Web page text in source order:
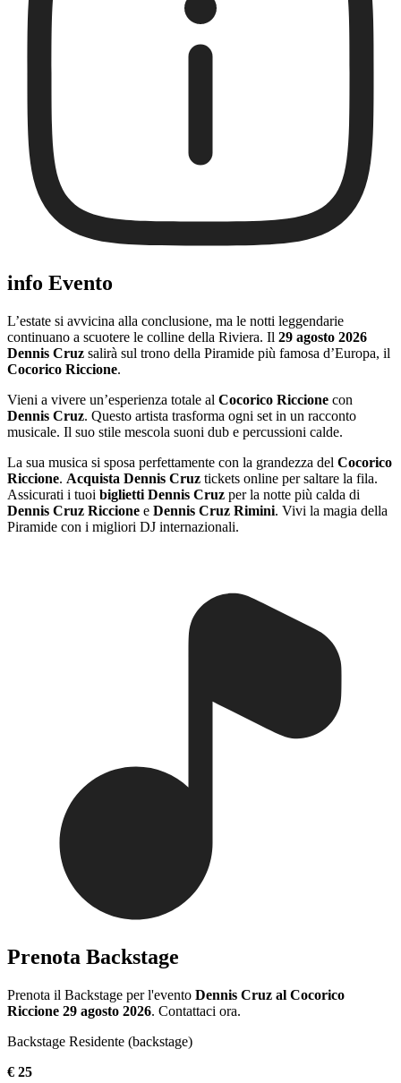
info Evento
L’estate si avvicina alla conclusione, ma le notti leggendarie
continuano a scuotere le colline della Riviera. Il 29 agosto 2026
Dennis Cruz salirà sul trono della Piramide più famosa d’Europa, il
Cocorico Riccione.
Vieni a vivere un’esperienza totale al Cocorico Riccione con
Dennis Cruz. Questo artista trasforma ogni set in un racconto
musicale. Il suo stile mescola suoni dub e percussioni calde.
La sua musica si sposa perfettamente con la grandezza del Cocorico
Riccione. Acquista Dennis Cruz tickets online per saltare la fila.
Assicurati i tuoi biglietti Dennis Cruz per la notte più calda di
Dennis Cruz Riccione e Dennis Cruz Rimini. Vivi la magia della
Piramide con i migliori DJ internazionali.
Prenota Backstage
Prenota il Backstage per l'evento Dennis Cruz al Cocorico
Riccione 29 agosto 2026. Contattaci ora.
Backstage Residente (backstage)
€ 25